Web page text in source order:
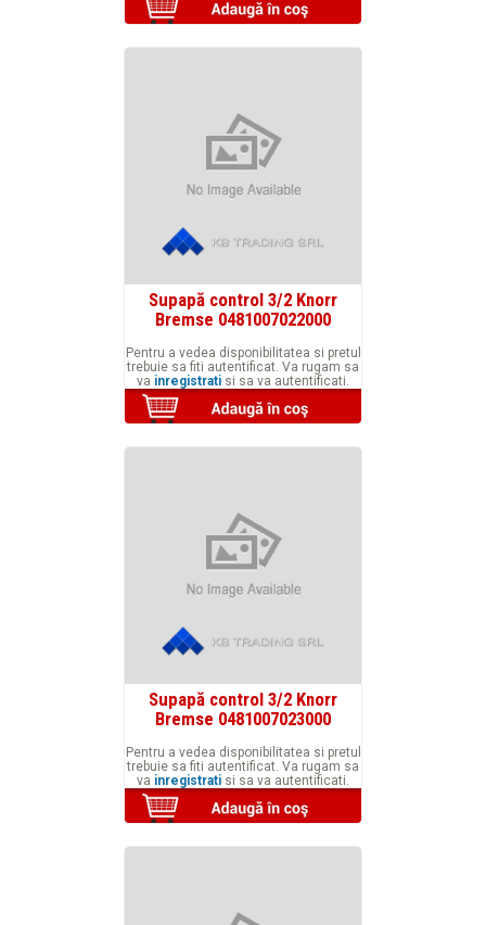
Supapă control 3/2 Knorr
Bremse 0481007022000
Pentru a vedea disponibilitatea si pretul
trebuie sa fiti autentificat. Va rugam sa
va inregistrati si sa va autentificati.
Supapă control 3/2 Knorr
Bremse 0481007023000
Pentru a vedea disponibilitatea si pretul
trebuie sa fiti autentificat. Va rugam sa
va inregistrati si sa va autentificati.